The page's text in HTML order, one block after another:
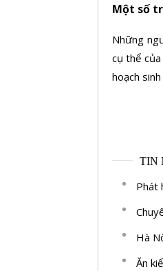
Một số
Những
cụ thể
hoạch
TIN
Phát
Hà
Ăn